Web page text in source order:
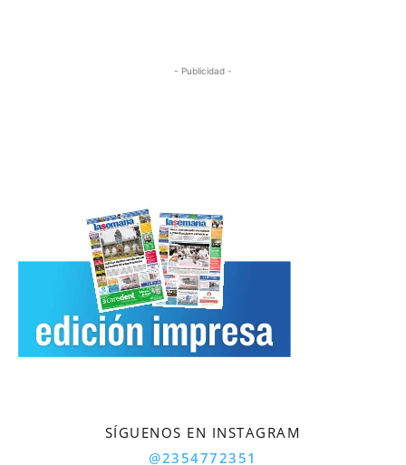
- Publicidad -
SÍGUENOS EN INSTAGRAM
@2354772351